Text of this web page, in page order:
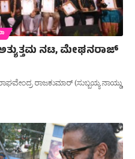
ನಟ, ಮೇಘನರಾಜ್‌
ರಾಜಕುಮಾರ್‌ (ಸುಬ್ಬಯ್ಯ ನಾಯ್ಡು